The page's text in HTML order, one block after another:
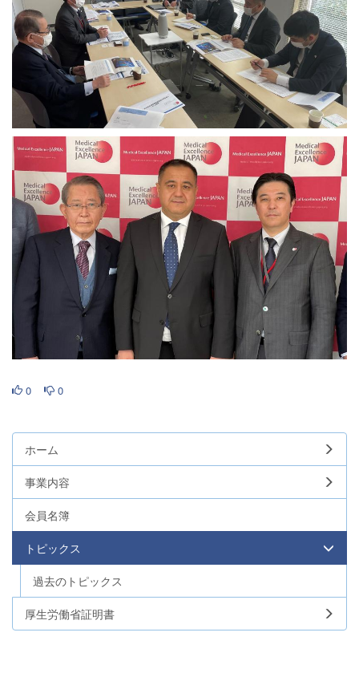
0 0
ホーム
事業内容
会員名簿
トピックス
過去のトピックス
厚生労働省証明書